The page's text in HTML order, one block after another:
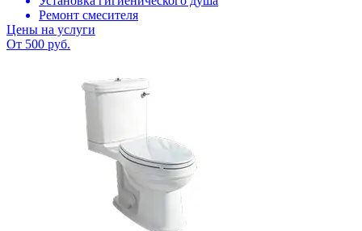
Ремонт смесителя
Цены на услуги
От 500 руб.